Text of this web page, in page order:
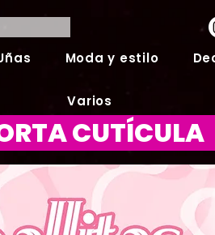
Moda y estilo
Varios
CUTÍCULA